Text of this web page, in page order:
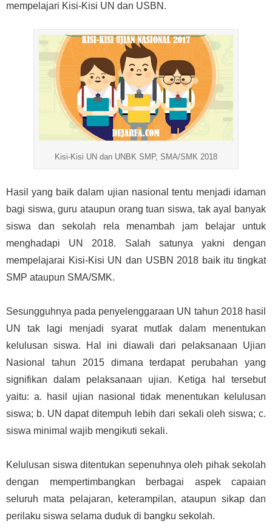
mempelajari Kisi-Kisi UN dan USBN.
Kisi-Kisi UN dan UNBK SMP, SMA/SMK 2018
Hasil yang baik dalam ujian nasional tentu menjadi idaman
bagi siswa, guru ataupun orang tuan siswa, tak ayal banyak
siswa dan sekolah rela menambah jam belajar untuk
menghadapi UN 2018. Salah satunya yakni dengan
mempelajarai Kisi-Kisi UN dan USBN 2018 baik itu tingkat
SMP ataupun SMA/SMK.
Sesungguhnya pada penyelenggaraan UN tahun 2018 hasil
UN tak lagi menjadi syarat mutlak dalam menentukan
kelulusan siswa. Hal ini diawali dari pelaksanaan Ujian
Nasional tahun 2015 dimana terdapat perubahan yang
signifikan dalam pelaksanaan ujian. Ketiga hal tersebut
yaitu: a. hasil ujian nasional tidak menentukan kelulusan
siswa; b. UN dapat ditempuh lebih dari sekali oleh siswa; c.
siswa minimal wajib mengikuti sekali.
Kelulusan siswa ditentukan sepenuhnya oleh pihak sekolah
dengan mempertimbangkan berbagai aspek capaian
seluruh mata pelajaran, keterampilan, ataupun sikap dan
perilaku siswa selama duduk di bangku sekolah.